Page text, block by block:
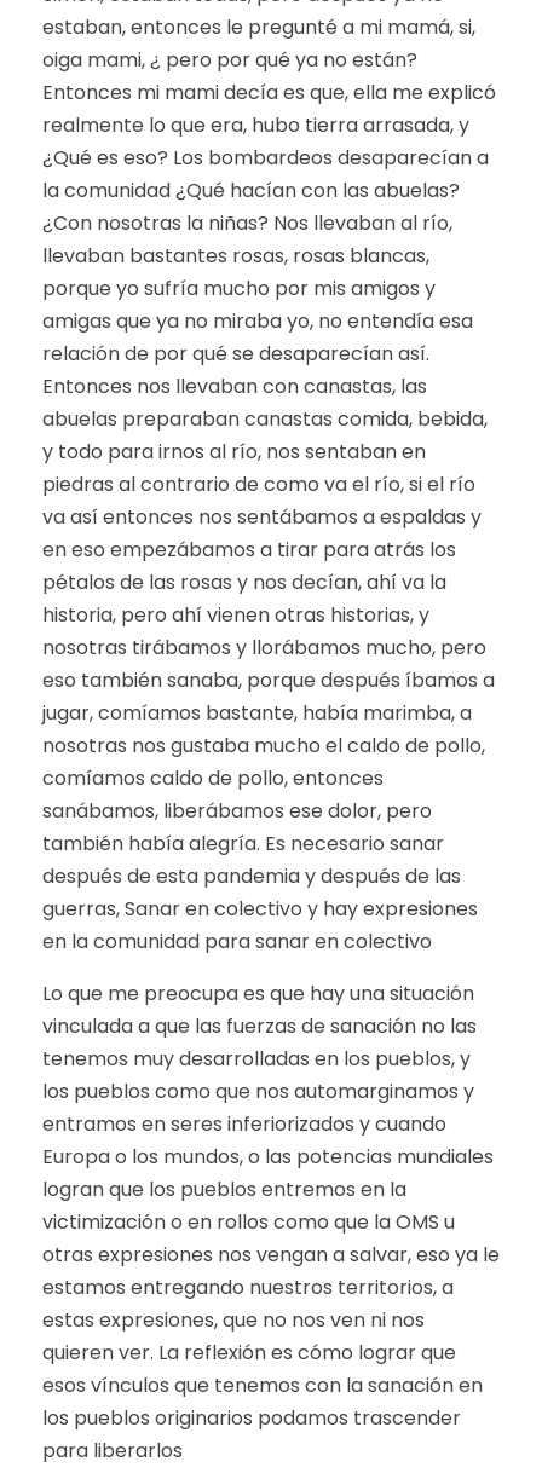
estaban, entonces le pregunté a mi mamá, si,
oiga mami, ¿ pero por qué ya no están?
Entonces mi mami decía es que, ella me explicó
realmente lo que era, hubo tierra arrasada, y
¿Qué es eso? Los bombardeos desaparecían a
la comunidad ¿Qué hacían con las abuelas?
¿Con nosotras la niñas? Nos llevaban al río,
llevaban bastantes rosas, rosas blancas,
porque yo sufría mucho por mis amigos y
amigas que ya no miraba yo, no entendía esa
relación de por qué se desaparecían así.
Entonces nos llevaban con canastas, las
abuelas preparaban canastas comida, bebida,
y todo para irnos al río, nos sentaban en
piedras al contrario de como va el río, si el río
va así entonces nos sentábamos a espaldas y
en eso empezábamos a tirar para atrás los
pétalos de las rosas y nos decían, ahí va la
historia, pero ahí vienen otras historias, y
nosotras tirábamos y llorábamos mucho, pero
eso también sanaba, porque después íbamos a
jugar, comíamos bastante, había marimba, a
nosotras nos gustaba mucho el caldo de pollo,
comíamos caldo de pollo, entonces
sanábamos, liberábamos ese dolor, pero
también había alegría. Es necesario sanar
después de esta pandemia y después de las
guerras, Sanar en colectivo y hay expresiones
en la comunidad para sanar en colectivo
Lo que me preocupa es que hay una situación
vinculada a que las fuerzas de sanación no las
tenemos muy desarrolladas en los pueblos, y
los pueblos como que nos automarginamos y
entramos en seres inferiorizados y cuando
Europa o los mundos, o las potencias mundiales
logran que los pueblos entremos en la
victimización o en rollos como que la OMS u
otras expresiones nos vengan a salvar, eso ya le
estamos entregando nuestros territorios, a
estas expresiones, que no nos ven ni nos
quieren ver. La reflexión es cómo lograr que
esos vínculos que tenemos con la sanación en
los pueblos originarios podamos trascender
para liberarlos